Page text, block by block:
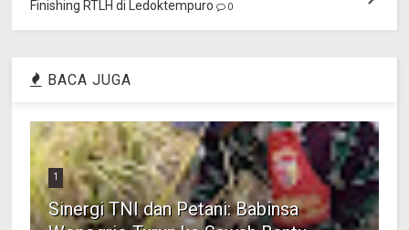
Finishing RTLH di Ledoktempuro
0
BACA JUGA
1
Sinergi TNI dan Petani: Babinsa